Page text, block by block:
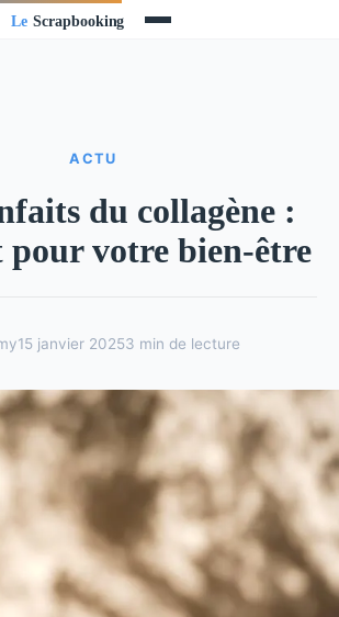
ACTU
du collagène :
pour votre bien-être
15 janvier 20253 min de lecture